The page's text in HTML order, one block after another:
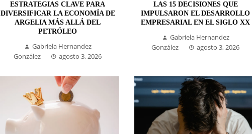
ESTRATEGIAS CLAVE PARA
DIVERSIFICAR LA ECONOMÍA DE
ARGELIA MÁS ALLÁ DEL
PETRÓLEO
Gabriela Hernandez
González
agosto 3, 2026
LAS 15 DECISIONES QUE
IMPULSARON EL DESARROLLO
EMPRESARIAL EN EL SIGLO XX
Gabriela Hernandez
González
agosto 3, 2026